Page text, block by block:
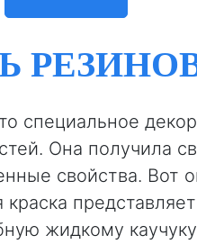
специальное
Она получила
свойства. Вот
краска
жидкому